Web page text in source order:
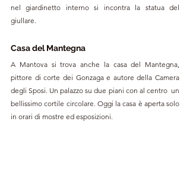
nel giardinetto interno si incontra la statua del
giullare.
Casa del Mantegna
A Mantova si trova anche la casa del Mantegna,
pittore di corte dei Gonzaga e autore della Camera
degli Sposi. Un palazzo su due piani con al centro  un
bellissimo cortile circolare. Oggi la casa è aperta solo
in orari di mostre ed esposizioni.